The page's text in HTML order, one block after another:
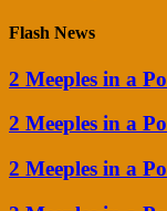
Flash News
2 Meeples in a
2 Meeples in a
2 Meeples in a